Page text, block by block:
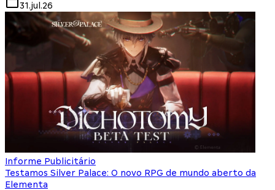
31.jul.26
Informe Publicitário
Testamos Silver Palace: O novo RPG de mundo aberto da
Elementa